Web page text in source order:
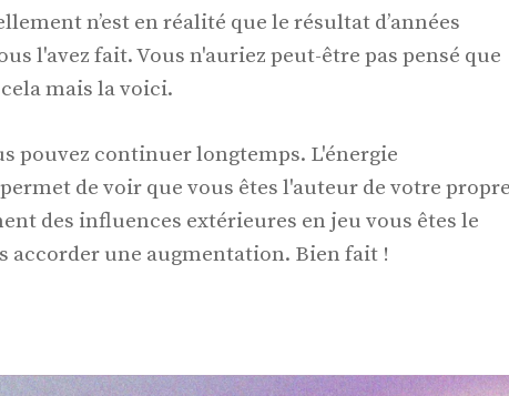
n’est en réalité que le résultat d’années
l'avez fait. Vous n'auriez peut-être pas pensé que
mais la voici.
pouvez continuer longtemps. L'énergie
de voir que vous êtes l'auteur de votre
des influences extérieures en jeu vous êtes le
accorder une augmentation. Bien fait !